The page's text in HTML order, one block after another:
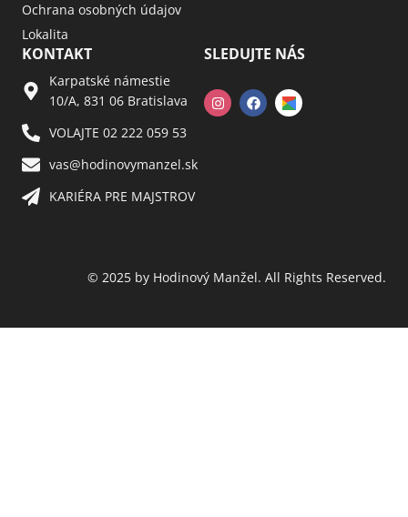
Ochrana osobných údajov
Lokalita
KONTAKT
Karpatské námestie
10/A, 831 06 Bratislava
VOLAJTE 02 222 059 53​
vas@hodinovymanzel.sk​
KARIÉRA PRE MAJSTROV​
SLEDUJTE NÁS
© 2025 by Hodinový Manžel. All Rights Reserved.